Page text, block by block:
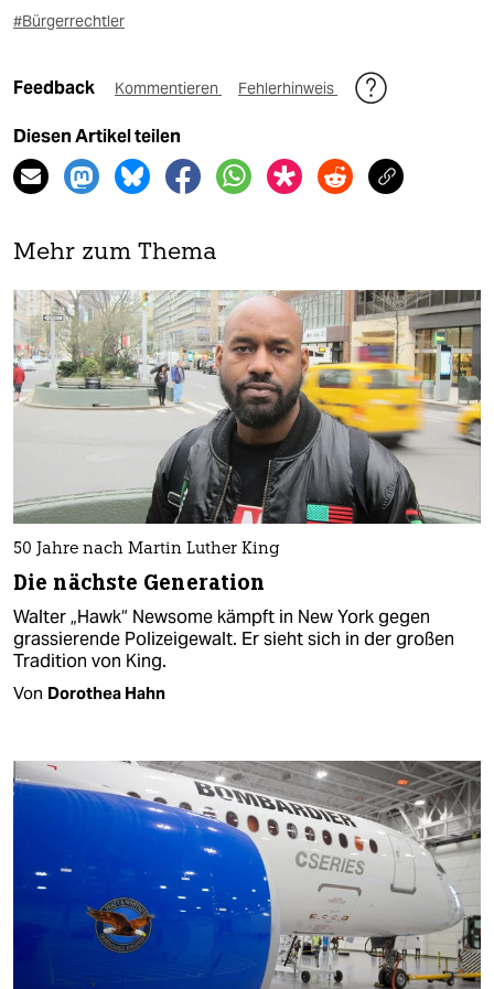
#Bürgerrechtler
Feedback Kommentieren Fehlerhinweis
Diesen Artikel teilen
Mehr zum Thema
50 Jahre nach Martin Luther King
Die nächste Generation
Walter „Hawk“ Newsome kämpft in New York gegen
grassierende Polizeigewalt. Er sieht sich in der großen
Tradition von King.
Von Dorothea Hahn